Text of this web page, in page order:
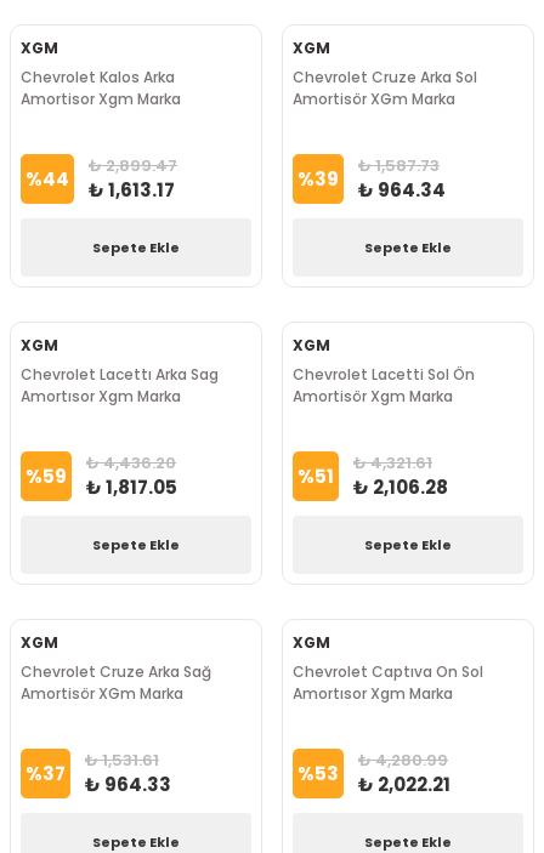
XGM
Chevrolet Kalos Arka
Amortisor Xgm Marka
%44 ₺ 2,899.47
₺ 1,613.17
Sepete Ekle
XGM
Chevrolet Cruze Arka Sol
Amortisör XGm Marka
%39 ₺ 1,587.73
₺ 964.34
Sepete Ekle
XGM
Chevrolet Lacettı Arka Sag
Amortısor Xgm Marka
%59 ₺ 4,436.20
₺ 1,817.05
Sepete Ekle
XGM
Chevrolet Lacetti Sol Ön
Amortisör Xgm Marka
%51 ₺ 4,321.61
₺ 2,106.28
Sepete Ekle
XGM
Chevrolet Cruze Arka Sağ
Amortisör XGm Marka
%37 ₺ 1,531.61
₺ 964.33
Sepete Ekle
XGM
Chevrolet Captıva On Sol
Amortısor Xgm Marka
%53 ₺ 4,280.99
₺ 2,022.21
Sepete Ekle